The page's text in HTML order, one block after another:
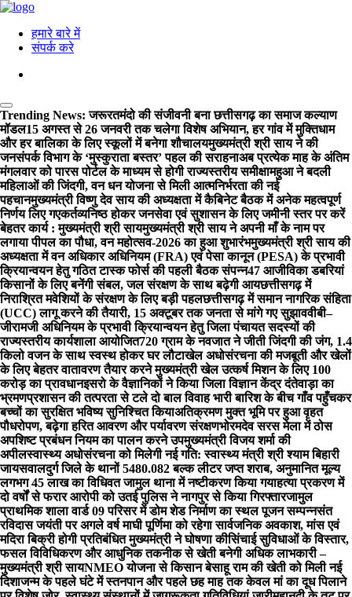
हमारे बारे में
संपर्क करे
Trending News: जरूरतमंदो की संजीवनी बना छत्तीसगढ़ का समाज कल्याण
मॉडल15 अगस्त से 26 जनवरी तक चलेगा विशेष अभियान, हर गांव में मुक्तिधाम
और हर बालिका के लिए स्कूलों में बनेगा शौचालयमुख्यमंत्री श्री साय ने की
जनसंपर्क विभाग के ‘मुस्कुराता बस्तर’ पहल की सराहनाअब प्रत्येक माह के अंतिम
मंगलवार को पारस पोर्टल के माध्यम से होगी राज्यस्तरीय समीक्षामहुआ ने बदली
महिलाओं की जिंदगी, वन धन योजना से मिली आत्मनिर्भरता की नई
पहचानमुख्यमंत्री विष्णु देव साय की अध्यक्षता में कैबिनेट बैठक में अनेक महत्वपूर्ण
निर्णय लिए गएकर्तव्यनिष्ठ होकर जनसेवा एवं सुशासन के लिए जमीनी स्तर पर करें
बेहतर कार्य : मुख्यमंत्री श्री सायमुख्यमंत्री श्री साय ने अपनी माँ के नाम पर
लगाया पीपल का पौधा, वन महोत्सव-2026 का हुआ शुभारंभमुख्यमंत्री श्री साय की
अध्यक्षता में वन अधिकार अधिनियम (FRA) एवं पेसा कानून (PESA) के प्रभावी
क्रियान्वयन हेतु गठित टास्क फोर्स की पहली बैठक संपन्न47 आजीविका डबरियां
किसानों के लिए बनेंगी संबल, जल संरक्षण के साथ बढ़ेगी आयछत्तीसगढ़ में
निराश्रित मवेशियों के संरक्षण के लिए बड़ी पहलछत्तीसगढ़ में समान नागरिक संहिता
(UCC) लागू करने की तैयारी, 15 अक्टूबर तक जनता से मांगे गए सुझाववीबी–
जीरामजी अधिनियम के प्रभावी क्रियान्वयन हेतु जिला पंचायत सदस्यों की
राज्यस्तरीय कार्यशाला आयोजित720 ग्राम के नवजात ने जीती जिंदगी की जंग, 1.4
किलो वजन के साथ स्वस्थ होकर घर लौटाखेल अधोसंरचना की मजबूती और खेलों
के लिए बेहतर वातावरण तैयार करने मुख्यमंत्री खेल उत्कर्ष मिशन के लिए 100
करोड़ का प्रावधानइसरो के वैज्ञानिकों ने किया जिला विज्ञान केंद्र दंतेवाड़ा का
भ्रमणप्रशासन की तत्परता से टले दो बाल विवाह भारी बारिश के बीच गाँव पहुँचकर
बच्चों का सुरक्षित भविष्य सुनिश्चित कियाअतिक्रमण मुक्त भूमि पर हुआ वृहत
पौधरोपण, बढ़ेगा हरित आवरण और पर्यावरण संरक्षणभोरमदेव सरस मेला में ठोस
अपशिष्ट प्रबंधन नियम का पालन करने उपमुख्यमंत्री विजय शर्मा की
अपीलस्वास्थ्य अधोसंरचना को मिलेगी नई गति: स्वास्थ्य मंत्री श्री श्याम बिहारी
जायसवालदुर्ग जिले के थानों 5480.082 बल्क लीटर जप्त शराब, अनुमानित मूल्य
लगभग 45 लाख का विधिवत जामुल थाना में नष्टीकरण किया गयाहत्या प्रकरण में
दो वर्षों से फरार आरोपी को उतई पुलिस ने नागपुर से किया गिरफ्तारजामुल
प्राथमिक शाला वार्ड 09 परिसर में डोम शेड निर्माण का स्थल पूजन सम्पन्नसंत
रविदास जयंती पर अगले वर्ष माघी पूर्णिमा को रहेगा सार्वजनिक अवकाश, मांस एवं
मदिरा बिक्री होगी प्रतिबंधित मुख्यमंत्री ने घोषणा कीसिंचाई सुविधाओं के विस्तार,
फसल विविधिकरण और आधुनिक तकनीक से खेती बनेगी अधिक लाभकारी –
मुख्यमंत्री श्री सायNMEO योजना से किसान बेसाहू राम की खेती को मिली नई
दिशाजन्म के पहले घंटे में स्तनपान और पहले छह माह तक केवल मां का दूध पिलाने